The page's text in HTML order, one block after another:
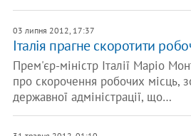
03 липня 2012, 17:37
Італія прагне скоротити
Прем'єр-міністр Італії Маріо
про скорочення робочих місць,
державної адміністрації, що…